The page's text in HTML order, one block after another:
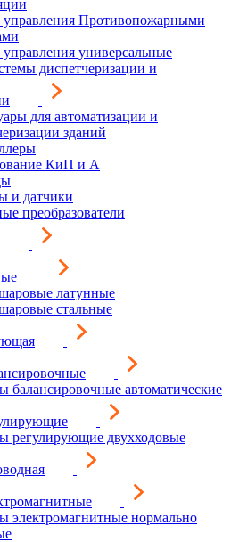
Противопожарными
универсальные
диспетчеризации и
для автоматизации и
зданий
КиП и А
и датчики
преобразователи
латунные
стальные
балансировочные автоматические
регулирующие двухходовые
электромагнитные нормально